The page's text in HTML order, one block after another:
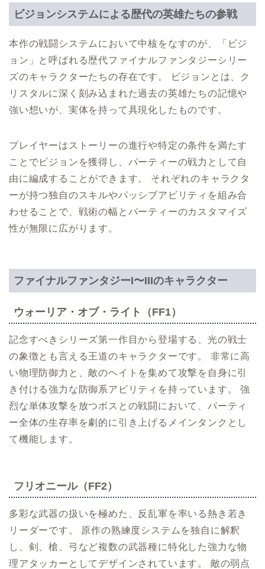
ビジョンシステムによる歴代の英雄たちの参戦
本作の戦闘システムにおいて中核をなすのが、「ビジ
ョン」と呼ばれる歴代ファイナルファンタジーシリー
ズのキャラクターたちの存在です。 ビジョンとは、ク
リスタルに深く刻み込まれた過去の英雄たちの記憶や
強い想いが、実体を持って具現化したものです。
プレイヤーはストーリーの進行や特定の条件を満たす
ことでビジョンを獲得し、パーティーの戦力として自
由に編成することができます。 それぞれのキャラクタ
ーが持つ独自のスキルやパッシブアビリティを組み合
わせることで、戦術の幅とパーティーのカスタマイズ
性が無限に広がります。
ファイナルファンタジーI〜IIIのキャラクター
ウォーリア・オブ・ライト（FF1）
記念すべきシリーズ第一作目から登場する、光の戦士
の象徴とも言える王道のキャラクターです。 非常に高
い物理防御力と、敵のヘイトを集めて攻撃を自身に引
き付ける強力な防御系アビリティを持っています。 強
烈な単体攻撃を放つボスとの戦闘において、パーティ
ー全体の生存率を劇的に引き上げるメインタンクとし
て機能します。
フリオニール（FF2）
多彩な武器の扱いを極めた、反乱軍を率いる熱き若き
リーダーです。 原作の熟練度システムを独自に解釈
し、剣、槍、弓など複数の武器種に特化した強力な物
理アタッカーとしてデザインされています。 敵の弱点